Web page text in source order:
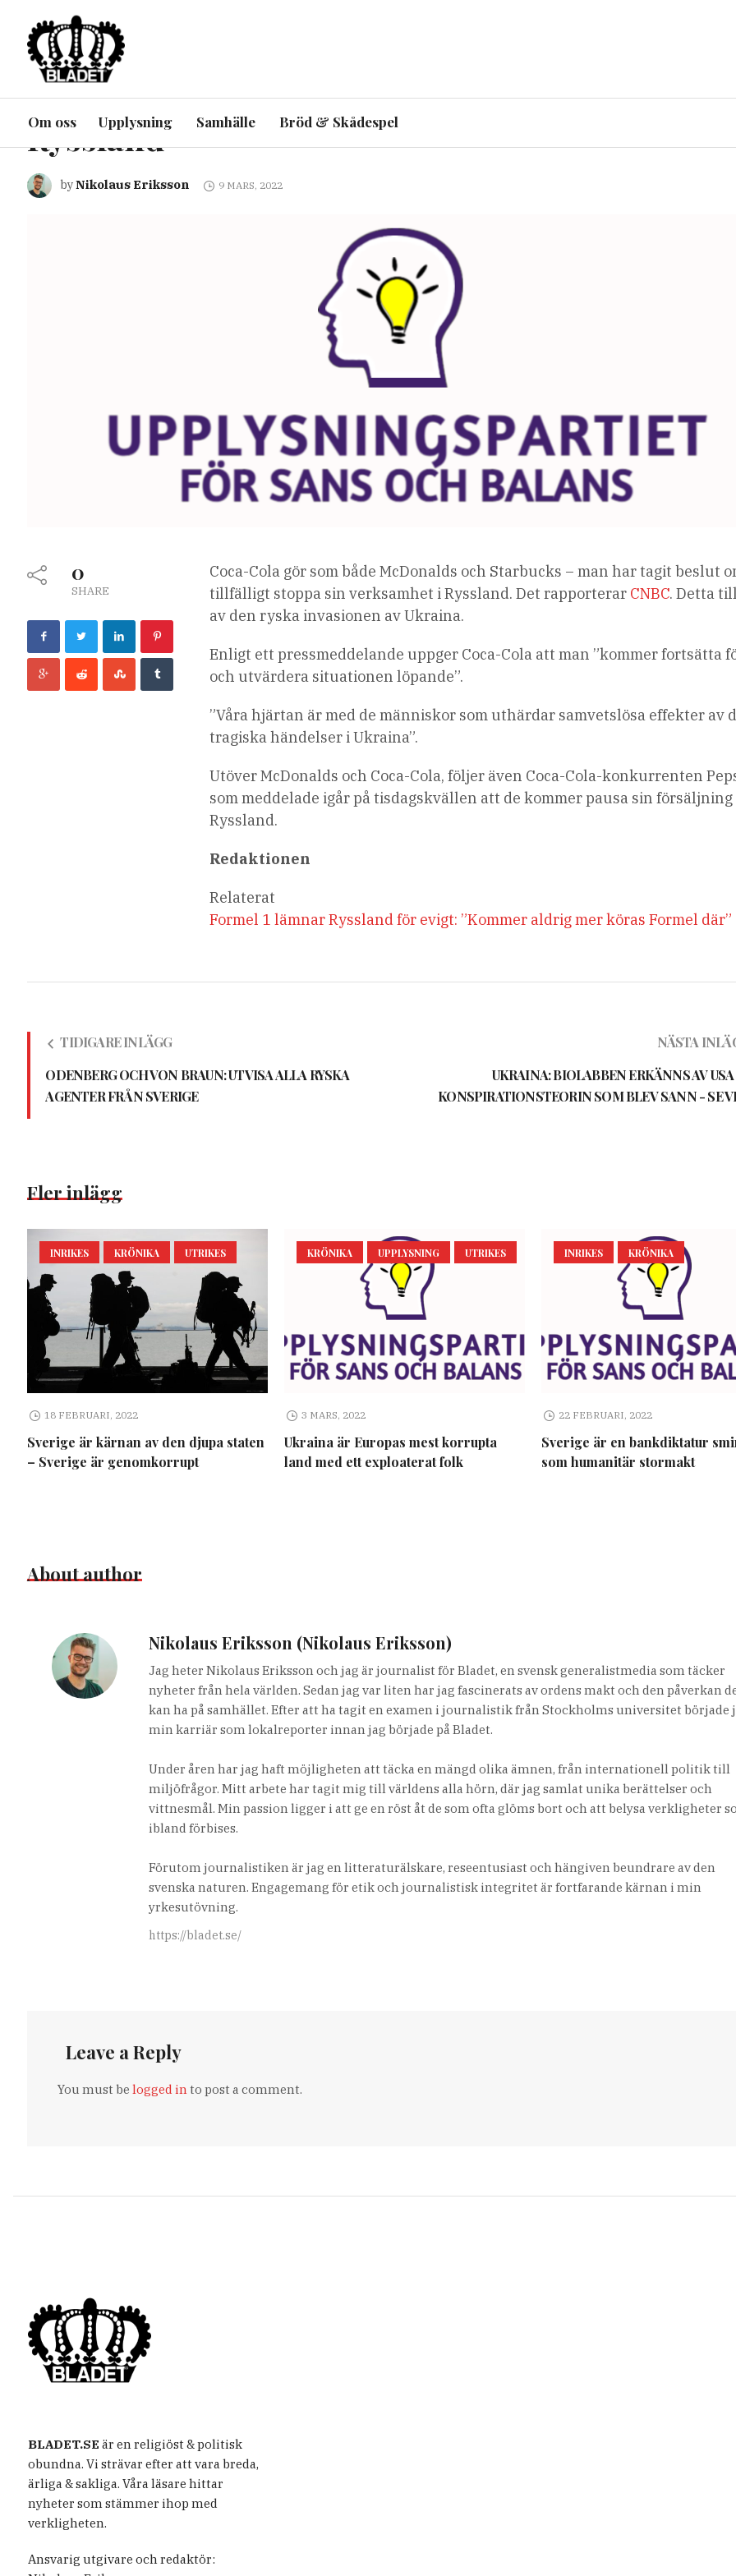
Om oss Upplysning Samhälle Bröd & Skådespel
ARTIKEL EKONOMI
McDonalds, Starbucks och Coca-Cola drar
Ryssland
byNikolaus Eriksson 9 MARS, 2022
0
SHARE
Coca-Cola gör som både McDonalds och Starbucks – man har tagit beslut
tillfälligt stoppa sin verksamhet i Ryssland. Det rapporterar CNBC. Detta
av den ryska invasionen av Ukraina.
Enligt ett pressmeddelande uppger Coca-Cola att man ”kommer fortsätta
och utvärdera situationen löpande”.
”Våra hjärtan är med de människor som uthärdar samvetslösa effekter av
tragiska händelser i Ukraina”.
Utöver McDonalds och Coca-Cola, följer även Coca-Cola-konkurrenten
som meddelade igår på tisdagskvällen att de kommer pausa sin försäljning
Ryssland.
Redaktionen
Relaterat
Formel 1 lämnar Ryssland för evigt: ”Kommer aldrig mer köras Formel där”
TIDIGARE INLÄGG
ODENBERG OCH VON BRAUN: UTVISA ALLA RYSKA
AGENTER FRÅN SVERIGE
NÄSTA
UKRAINA: BIOLABBEN ERKÄNNS AV
KONSPIRATIONSTEORIN SOM BLEV SANN - SE
Fler inlägg
INRIKES KRÖNIKA UTRIKES
18 FEBRUARI, 2022
Sverige är kärnan av den djupa staten
– Sverige är genomkorrupt
KRÖNIKA UPPLYSNING UTRIKES
3 MARS, 2022
Ukraina är Europas mest korrupta
land med ett exploaterat folk
INRIKES KRÖNIKA
22 FEBRUARI, 2022
Sverige är en bankdiktatur
som humanitär stormakt
About author
Nikolaus Eriksson (Nikolaus Eriksson)
Jag heter Nikolaus Eriksson och jag är journalist för Bladet, en svensk generalistmedia som täcker
nyheter från hela världen. Sedan jag var liten har jag fascinerats av ordens makt och den påverkan
kan ha på samhället. Efter att ha tagit en examen i journalistik från Stockholms universitet började
min karriär som lokalreporter innan jag började på Bladet.
Under åren har jag haft möjligheten att täcka en mängd olika ämnen, från internationell politik till
miljöfrågor. Mitt arbete har tagit mig till världens alla hörn, där jag samlat unika berättelser och
vittnesmål. Min passion ligger i att ge en röst åt de som ofta glöms bort och att belysa verkligheter
ibland förbises.
Förutom journalistiken är jag en litteraturälskare, reseentusiast och hängiven beundrare av den
svenska naturen. Engagemang för etik och journalistisk integritet är fortfarande kärnan i min
yrkesutövning.
https://bladet.se/
Leave a Reply
You must belogged into post a comment.
BLADET.SE är en religiöst & politisk
obundna. Vi strävar efter att vara breda,
ärliga & sakliga. Våra läsare hittar
nyheter som stämmer ihop med
verkligheten.
Ansvarig utgivare och redaktör: